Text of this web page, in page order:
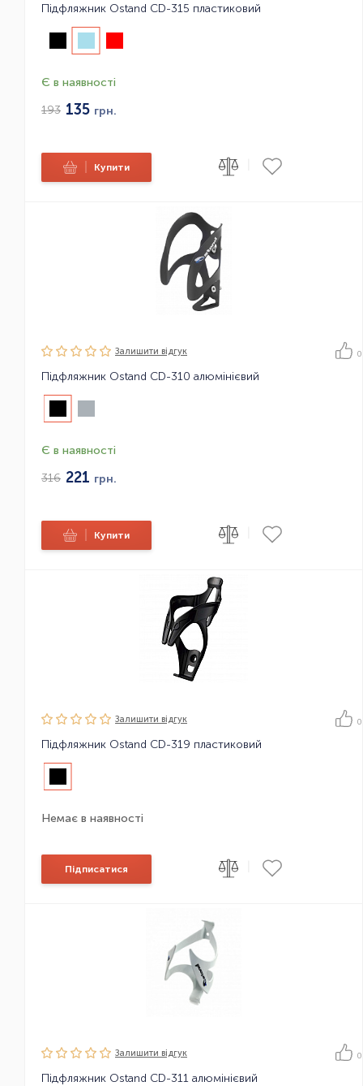
Підфляжник Ostand CD-315 пластиковий
Є в наявності
193 135 грн.
Купити
Залишити вiдгук 0
Підфляжник Ostand CD-310 алюмінієвий
Є в наявності
316 221 грн.
Купити
Залишити вiдгук 0
Підфляжник Ostand CD-319 пластиковий
Немає в наявності
Підписатися
Залишити вiдгук 0
Підфляжник Ostand CD-311 алюмінієвий